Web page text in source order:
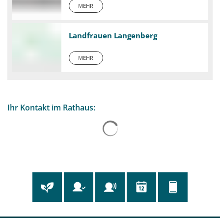
MEHR
Landfrauen Langenberg
MEHR
Ihr Kontakt im Rathaus: